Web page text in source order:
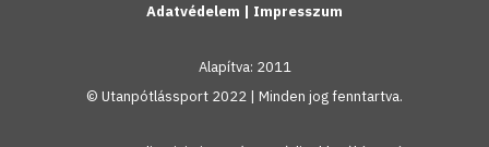
Adatvédelem | Impresszum
Alapítva: 2011
© Utanpótlássport 2022 | Minden jog fenntartva.